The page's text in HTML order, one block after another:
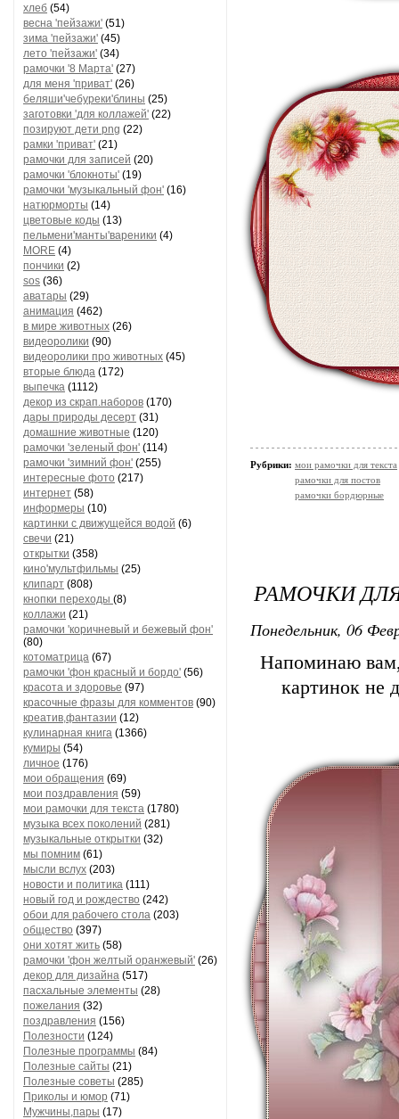
хлеб (54)
весна 'пейзажи' (51)
зима 'пейзажи' (45)
лето 'пейзажи' (34)
рамочки '8 Марта' (27)
для меня 'приват' (26)
беляши'чебуреки'блины (25)
заготовки 'для коллажей' (22)
позируют дети png (22)
рамки 'приват' (21)
рамочки для записей (20)
рамочки 'блокноты' (19)
рамочки 'музыкальный фон' (16)
натюрморты (14)
цветовые коды (13)
пельмени'манты'вареники (4)
MORE (4)
пончики (2)
sos (36)
аватары (29)
анимация (462)
в мире животных (26)
видеоролики (90)
видеоролики про животных (45)
вторые блюда (172)
выпечка (1112)
декор из скрап.наборов (170)
дары природы десерт (31)
домашние животные (120)
рамочки 'зеленый фон' (114)
рамочки 'зимний фон' (255)
интересные фото (217)
интернет (58)
информеры (10)
картинки с движущейся водой (6)
свечи (21)
открытки (358)
кино'мультфильмы (25)
клипарт (808)
кнопки переходы (8)
коллажи (21)
рамочки 'коричневый и бежевый фон'
(80)
котоматрица (67)
рамочки 'фон красный и бордо' (56)
красота и здоровье (97)
красочные фразы для комментов (90)
креатив,фантазии (12)
кулинарная книга (1366)
кумиры (54)
личное (176)
мои обращения (69)
мои поздравления (59)
мои рамочки для текста (1780)
музыка всех поколений (281)
музыкальные открытки (32)
мы помним (61)
мысли вслух (203)
новости и политика (111)
новый год и рождество (242)
обои для рабочего стола (203)
общество (397)
они хотят жить (58)
рамочки 'фон желтый оранжевый' (26)
декор для дизайна (517)
пасхальные элементы (28)
пожелания (32)
поздравления (156)
Полезности (124)
Полезные программы (84)
Полезные сайты (21)
Полезные советы (285)
Приколы и юмор (71)
Мужчины,пары (17)
Рубрики: мои рамочки для текста
рамочки для постов
рамочки бордюрные
РАМОЧКИ
Понедельник, 06
Напоминаю
картинок не